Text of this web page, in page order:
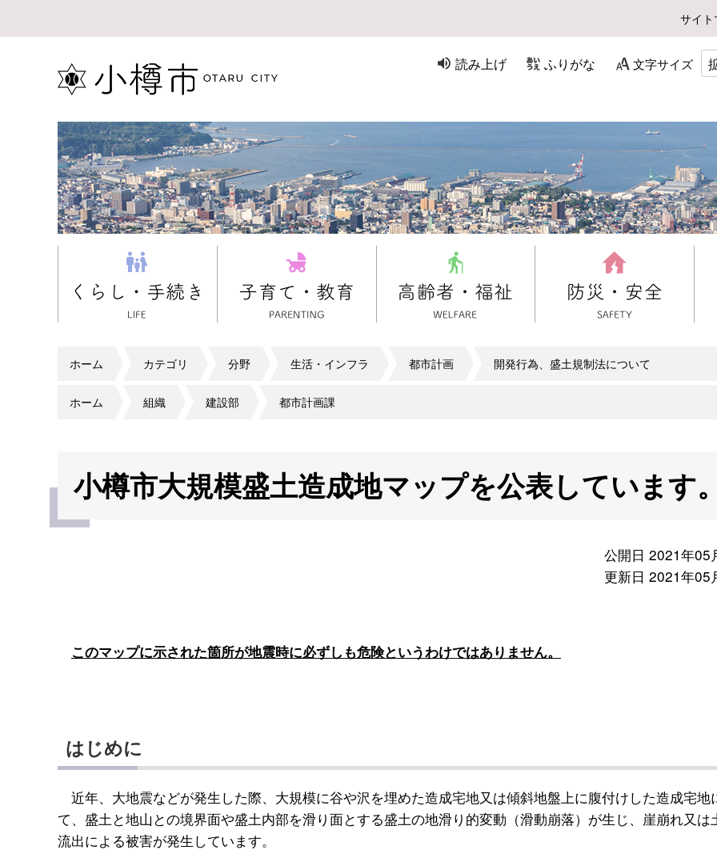
サイ
読み上げ ふりがな 文字サイズ
ホーム カテゴリ 分野 生活・インフラ 都市計画 開発行為、盛土規制法について
ホーム 組織 建設部 都市計画課
小樽市大規模盛土造成地マップを公表しています
公開日 2021年05
更新日 2021年05
このマップに示された箇所が地震時に必ずしも危険というわけではありません。
はじめに
近年、大地震などが発生した際、大規模に谷や沢を埋めた造成宅地又は傾斜地盤上に腹付けした造成宅地
て、盛土と地山との境界面や盛土内部を滑り面とする盛土の地滑り的変動（滑動崩落）が生じ、崖崩れ又は
流出による被害が発生しています。